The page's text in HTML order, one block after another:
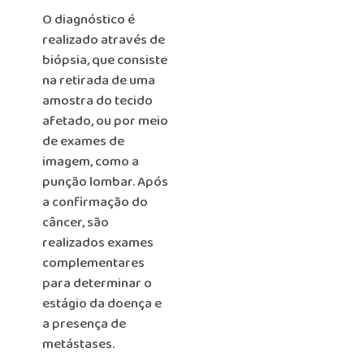
O diagnóstico é
realizado através de
biópsia, que consiste
na retirada de uma
amostra do tecido
afetado, ou por meio
de exames de
imagem, como a
punção lombar. Após
a confirmação do
câncer, são
realizados exames
complementares
para determinar o
estágio da doença e
a presença de
metástases.